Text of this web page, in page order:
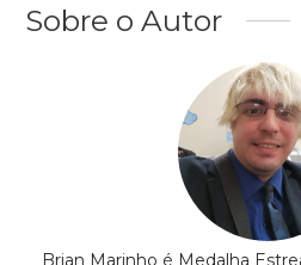
Sobre o Autor
Brian Marinho é Medalha